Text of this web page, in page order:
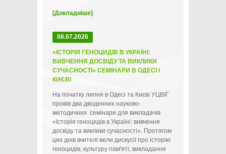
[Докладніше]
08.07.2026
«ІСТОРІЯ ГЕНОЦИДІВ В УКРАЇНІ:
ВИВЧЕННЯ ДОСВІДУ ТА ВИКЛИКИ
СУЧАСНОСТІ» СЕМІНАРИ В ОДЕСІ І
КИЄВІ
На початку липня в Одесі та Києві УЦВІГ
провів два дводенних науково-
методичних семінари для викладачів
«Історія геноцидів в Україні: вивчення
досвіду та виклики сучасності». Протягом
цих днів вчителі вели дискусії про історію
геноцидів, культуру пам'яті, викладання